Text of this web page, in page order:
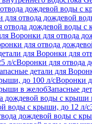
дождевой воды с
для отвода дождевой
отвода дождевой воды с
Воронки для отвода
для отвода
для Воронки для
л/сВоронки для отвода
детали для
до 100 л/сВоронки
в желобЗапасные
дождевой воды с крыши
воды с крыши, до 12 л/с
дождевой воды с